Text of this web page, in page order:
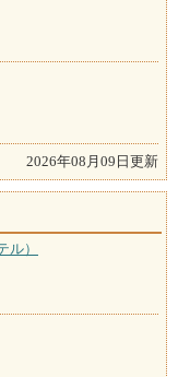
2026年08月09日更新
）